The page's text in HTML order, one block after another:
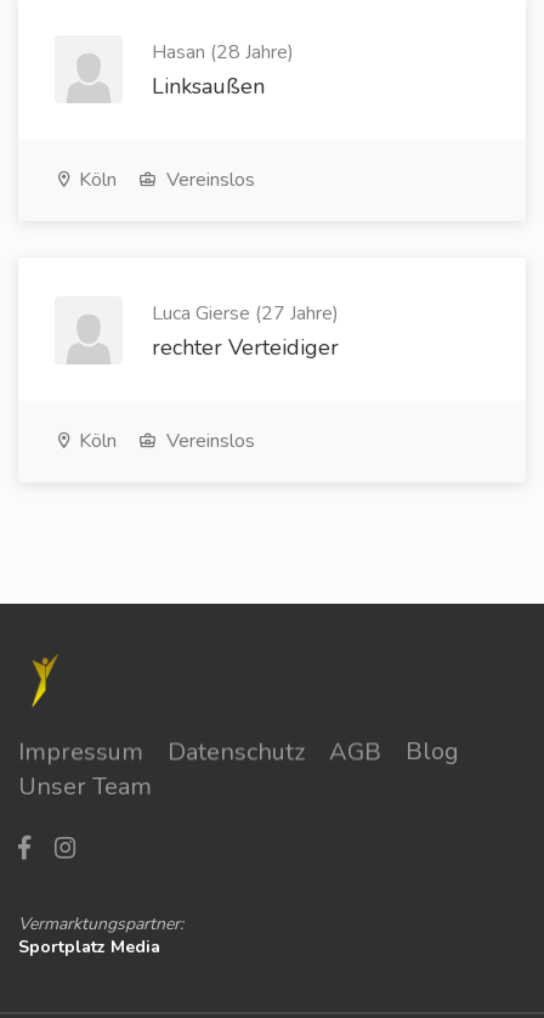
Hasan (28 Jahre)
Linksaußen
Köln Vereinslos
Luca Gierse (27 Jahre)
rechter Verteidiger
Köln Vereinslos
Impressum Datenschutz AGB
Blog
Unser Team
Vermarktungspartner:
Sportplatz Media